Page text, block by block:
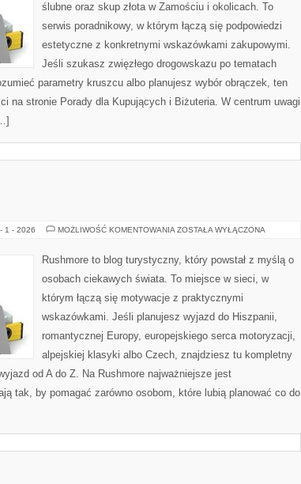
ślubne oraz skup złota w Zamościu i okolicach. To
serwis poradnikowy, w którym łączą się podpowiedzi
estetyczne z konkretnymi wskazówkami zakupowymi.
Jeśli szukasz zwięzłego drogowskazu po tematach
parametry kruszcu albo planujesz wybór obrączek, ten
na stronie Porady dla Kupujących i Biżuteria. W centrum uwagi
1 - 2026 MOŻLIWOŚĆ KOMENTOWANIA LUKSEMBURG
ZOSTAŁA WYŁĄCZONA
Rushmore to blog turystyczny, który powstał z myślą o
osobach ciekawych świata. To miejsce w sieci, w
którym łączą się motywacje z praktycznymi
wskazówkami. Jeśli planujesz wyjazd do Hiszpanii,
romantycznej Europy, europejskiego serca motoryzacji,
alpejskiej klasyki albo Czech, znajdziesz tu kompletny
od A do Z. Na Rushmore najważniejsze jest
tak, by pomagać zarówno osobom, które lubią planować co do